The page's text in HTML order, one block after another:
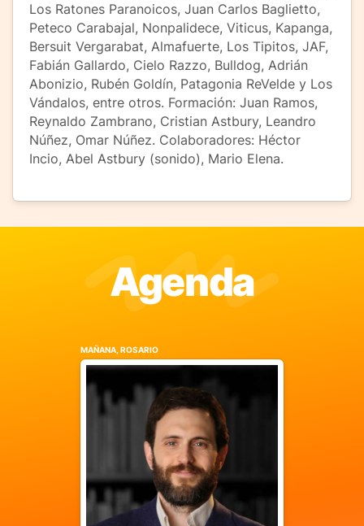
Los Ratones Paranoicos, Juan Carlos Baglietto,
Peteco Carabajal, Nonpalidece, Viticus, Kapanga,
Bersuit Vergarabat, Almafuerte, Los Tipitos, JAF,
Fabián Gallardo, Cielo Razzo, Bulldog, Adrián
Abonizio, Rubén Goldín, Patagonia ReVelde y Los
Vándalos, entre otros. Formación: Juan Ramos,
Reynaldo Zambrano, Cristian Astbury, Leandro
Núñez, Omar Núñez. Colaboradores: Héctor
Incio, Abel Astbury (sonido), Mario Elena.
Agenda
MAÑANA, ROSARIO